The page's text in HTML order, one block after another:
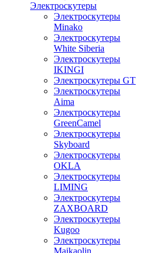
Электроскутеры
Электроскутеры
Minako
Электроскутеры
White Siberia
Электроскутеры
IKINGI
Электроскутеры GT
Электроскутеры
Aima
Электроскутеры
GreenCamel
Электроскутеры
Skyboard
Электроскутеры
OKLA
Электроскутеры
LIMING
Электроскутеры
ZAXBOARD
Электроскутеры
Kugoo
Электроскутеры
Maikaolin